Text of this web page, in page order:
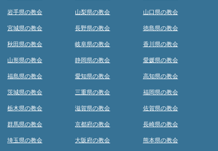
岩手県の教会
宮城県の教会
秋田県の教会
山形県の教会
福島県の教会
茨城県の教会
栃木県の教会
群馬県の教会
埼玉県の教会
山梨県の教会
長野県の教会
岐阜県の教会
静岡県の教会
愛知県の教会
三重県の教会
滋賀県の教会
京都府の教会
大阪府の教会
山口県の教会
徳島県の教会
香川県の教会
愛媛県の教会
高知県の教会
福岡県の教会
佐賀県の教会
長崎県の教会
熊本県の教会